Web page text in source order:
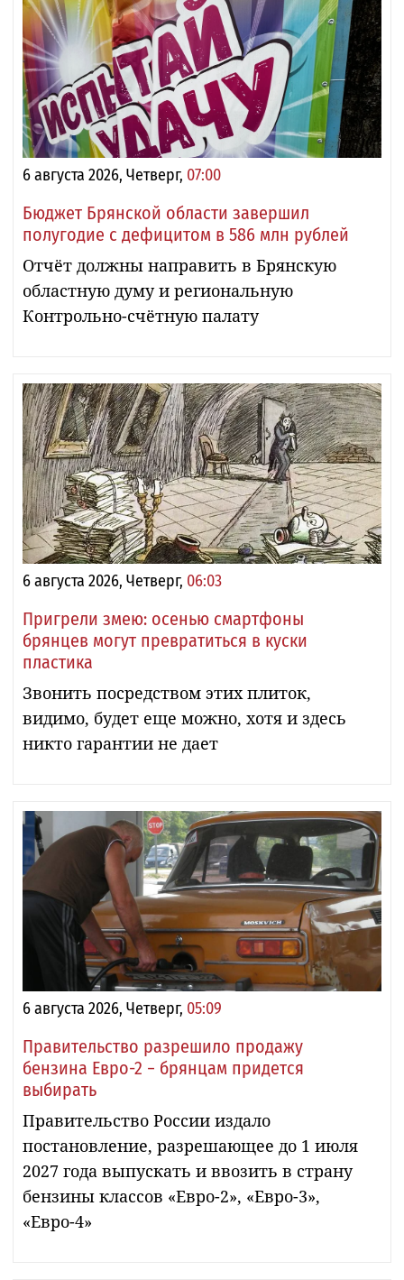
6 августа 2026, Четверг, 07:00
Бюджет Брянской области завершил
полугодие с дефицитом в 586 млн рублей
Отчёт должны направить в Брянскую
областную думу и региональную
Контрольно-счётную палату
6 августа 2026, Четверг, 06:03
Пригрели змею: осенью смартфоны
брянцев могут превратиться в куски
пластика
Звонить посредством этих плиток,
видимо, будет еще можно, хотя и здесь
никто гарантии не дает
6 августа 2026, Четверг, 05:09
Правительство разрешило продажу
бензина Евро-2 − брянцам придется
выбирать
Правительство России издало
постановление, разрешающее до 1 июля
2027 года выпускать и ввозить в страну
бензины классов «Евро-2», «Евро-3»,
«Евро-4»